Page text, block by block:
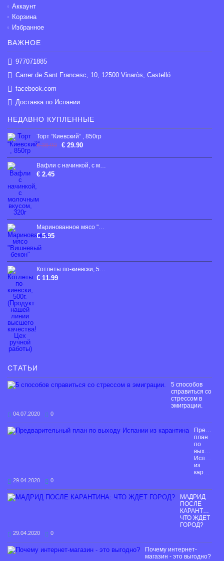
Аккаунт
Корзина
Избранное
ВАЖНОЕ
977071885
Carrer de Sant Francesc, 10, 12500 Vinaròs, Castelló
facebook.com
Доставка по Испании
НЕДАВНО КУПЛЕННЫЕ
Торт “Киевский“ , 850гp
€ 36.90
€ 29.90
Bафли с начинкой, с молочным вкусом, 320г
€ 2.45
Маринованное мясо "Вишневый бекон"
€ 5.95
Котлеты по-киевски, 500г. (Продукт нашей линии высшего качества! Цех ручной работы)
€ 11.99
СТАТЬИ
5 способов
справиться со
стрессом в
эмиграции.
04.07.2020 0
план
по
выходу
Испании
из
карантина
29.04.2020 0
МАДРИД
ПОСЛЕ
КАРАНТИНА:
ЧТО ЖДЕТ
ГОРОД?
29.04.2020 0
Почему интернет-
магазин - это выгодно?